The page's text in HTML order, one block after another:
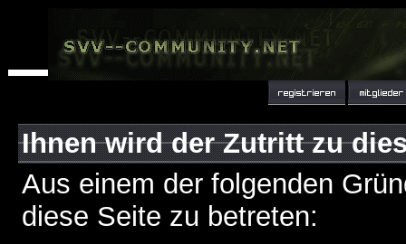
Ihnen wird der Zutritt zu
Aus einem der folgenden
diese Seite zu betreten: